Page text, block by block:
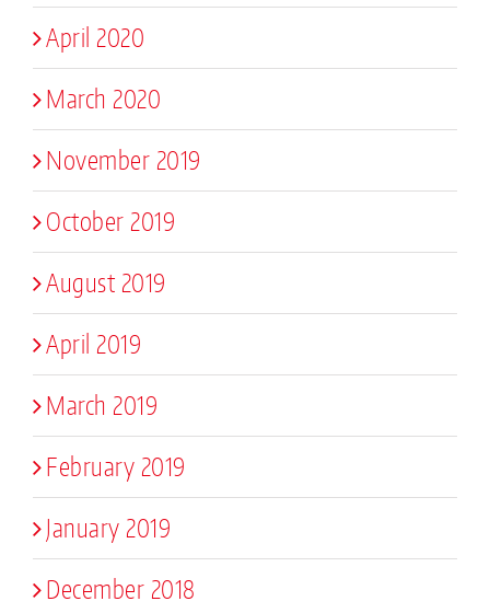
April 2020
March 2020
November 2019
October 2019
August 2019
April 2019
March 2019
February 2019
January 2019
December 2018